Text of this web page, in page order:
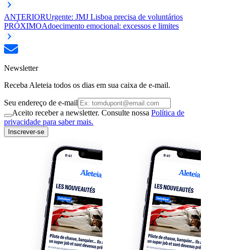
ANTERIORUrgente: JMJ Lisboa precisa de voluntários
PRÓXIMOAdoecimento emocional: excessos e limites
Newsletter
Receba Aleteia todos os dias em sua caixa de e-mail.
Seu endereço de e-mail
Aceito receber a newsletter. Consulte nossa Política de
privacidade para saber mais.
Inscrever-se